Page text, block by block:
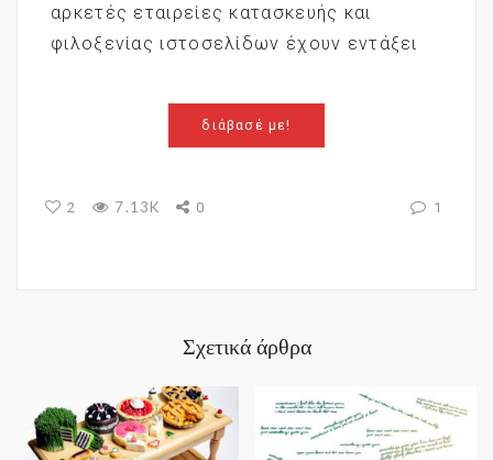
αρκετές εταιρείες κατασκευής και
φιλοξενίας ιστοσελίδων έχουν εντάξει
διάβασέ με!
2 7.13K 0 1
Σχετικά άρθρα